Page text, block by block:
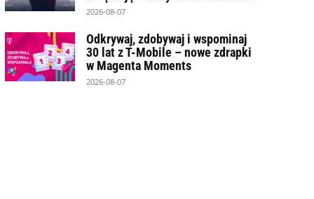
2026-08-07
Odkrywaj, zdobywaj i wspominaj
30 lat z T-Mobile – nowe zdrapki
w Magenta Moments
2026-08-07